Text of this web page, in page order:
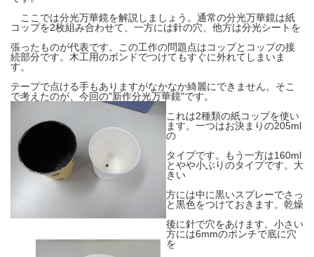
ここでは分光万華鏡を解説しましょう。通常の分光万華鏡は紙
コップを2枚組み合わせて、一方には針の穴、他方は分光シートを
張ったものが代表です。この工作の問題点はコップとコップの接
続部分です。木工用のボンドでつけてもすぐに外れてしまいま
す。
テープで点ける手もありますがなかなか綺麗にできません。そこ
で考えたのが、今回の"新作分光万華鏡"です。
これは2種類の紙コップを使い
ます。一つはお決まりの205ml
の
タイプです。もう一方は160ml
とやや小ぶりのタイプです。大
きい
方には中に黒いスプレーでさっ
と黒色をつけておきます。乾燥
後に針で穴をあけます。小さい
方には6mmのポンチで底に穴
を